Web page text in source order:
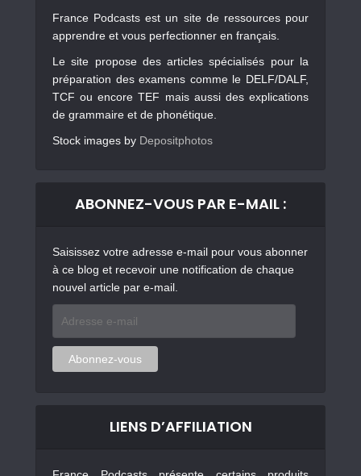
France Podcasts est un site de ressources pour
apprendre et vous perfectionner en français.
Le site propose des articles spécialisés pour la
préparation des examens comme le DELF/DALF,
TCF ou encore TEF mais aussi des explications
de grammaire et de phonétique.
Stock images by Depositphotos
ABONNEZ-VOUS PAR E-MAIL :
Saisissez votre adresse e-mail pour vous abonner
à ce blog et recevoir une notification de chaque
nouvel article par e-mail.
mail
Abonnez-vous
LIENS D’AFFILIATION